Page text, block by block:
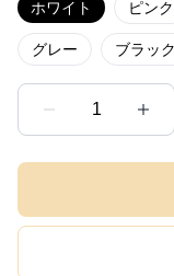
ホワイト ピンク
グレー ブラック
1